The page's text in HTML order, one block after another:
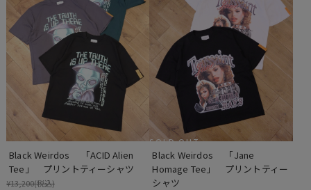
Black Weirdos 　「ACID Alien
Tee」　プリントティーシャツ
¥13,200(税込)
SOLD OUT
Black Weirdos 　「Jane
Homage Tee」　プリントティー
シャツ